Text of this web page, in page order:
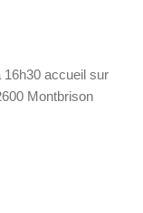
16h30 accueil sur
Montbrison